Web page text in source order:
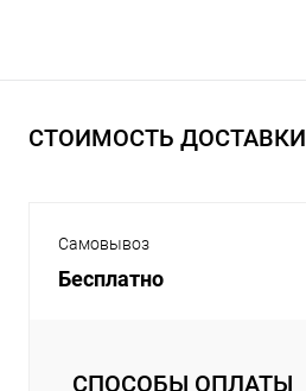
СТОИМОСТЬ ДОСТАВКИ
Самовывоз
Бесплатно
СПОСОБЫ ОПЛАТЫ